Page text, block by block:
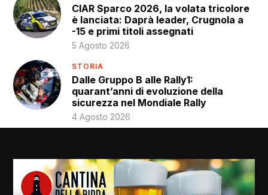
CIAR Sparco 2026, la volata tricolore
è lanciata: Daprà leader, Crugnola a
-15 e primi titoli assegnati
5 Agosto 2026
STORIA
Dalle Gruppo B alle Rally1:
quarant’anni di evoluzione della
sicurezza nel Mondiale Rally
4 Agosto 2026